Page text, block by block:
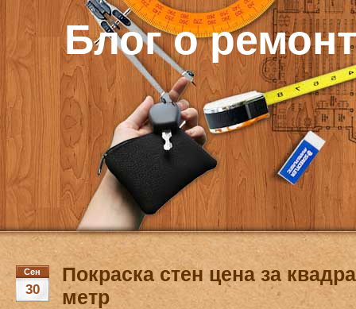
Блог о
Сен
30
Покраска стен цена за
метр